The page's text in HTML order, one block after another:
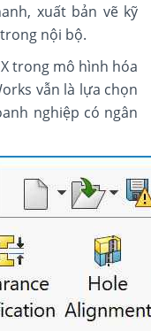
xuất bản vẽ kỹ
nội bộ.
trong mô hình hóa
vẫn là lựa chọn
nghiệp có ngân